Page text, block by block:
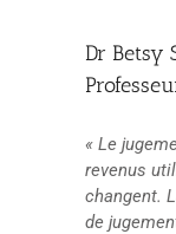
Dr Betsy
« Le
revenus
changent.
de